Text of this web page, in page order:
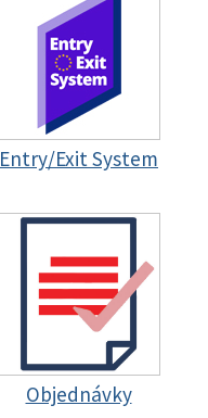
Entry/Exit System
Objednávky